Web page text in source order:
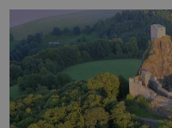
následovat.
Surat. Gu